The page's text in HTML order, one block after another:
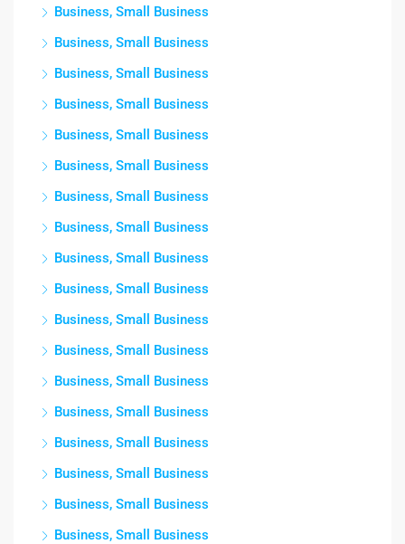
Business, Small Business
Business, Small Business
Business, Small Business
Business, Small Business
Business, Small Business
Business, Small Business
Business, Small Business
Business, Small Business
Business, Small Business
Business, Small Business
Business, Small Business
Business, Small Business
Business, Small Business
Business, Small Business
Business, Small Business
Business, Small Business
Business, Small Business
Business, Small Business